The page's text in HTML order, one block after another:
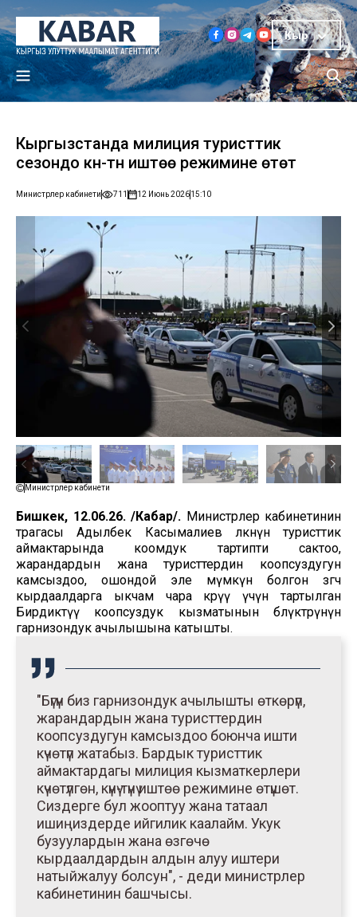
Кыр
Кыргызстанда милиция туристтик
сезондо күнү-түнү иштөө режимине өтөт
Министрлер кабинети 711 12 Июнь 202615:10
Министрлер кабинети
Бишкек, 12.06.26. /Кабар/. Министрлер кабинетинин
төрагасы Адылбек Касымалиев өлкөнүн туристтик
аймактарында коомдук тартипти сактоо,
жарандардын жана туристтердин коопсуздугун
камсыздоо, ошондой эле мүмкүн болгон өзгөчө
кырдаалдарга ыкчам чара көрүү үчүн тартылган
Бирдиктүү коопсуздук кызматынын бөлүктөрүнүн
гарнизондук ачылышына катышты.
"Бүгүн биз гарнизондук ачылышты өткөрүп,
жарандардын жана туристтердин
коопсуздугун камсыздоо боюнча ишти
күчөтүп жатабыз. Бардык туристтик
аймактардагы милиция кызматкерлери
күчөтүлгөн, күнү-түнү иштөө режимине өтүшөт.
Сиздерге бул жооптуу жана татаал
ишиңиздерде ийгилик каалайм. Укук
бузуулардын жана өзгөчө
кырдаалдардын алдын алуу иштери
натыйжалуу болсун", - деди министрлер
кабинетинин башчысы.